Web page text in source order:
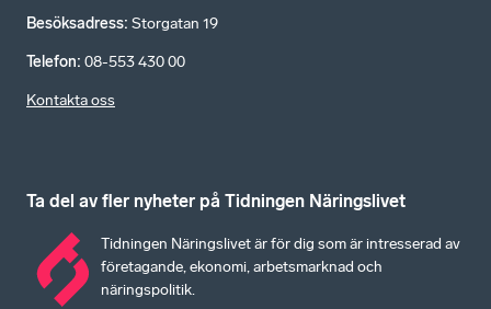
Besöksadress: Storgatan 19
Telefon: 08-553 430 00
Kontakta oss
Ta del av fler nyheter på Tidningen Näringslivet
Tidningen Näringslivet är för dig som är intresserad av
företagande, ekonomi, arbetsmarknad och
näringspolitik.